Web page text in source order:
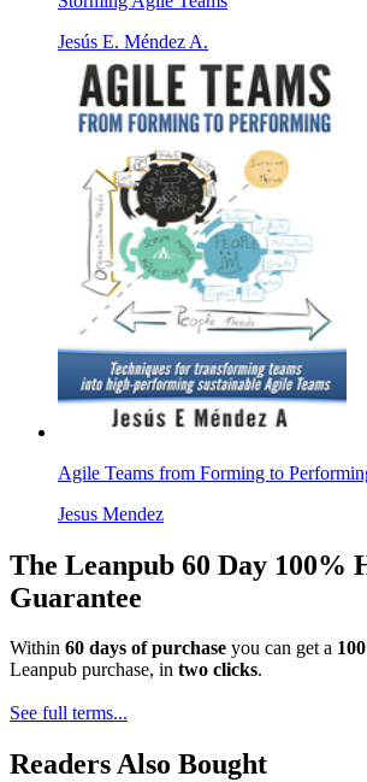
Jesús E. Méndez A.
Agile Teams from Forming to
Jesus Mendez
The Leanpub 60 Day 100%
Guarantee
Within 60 days of purchase you can get a
Leanpub purchase, in two clicks.
See full terms...
Readers Also Bought